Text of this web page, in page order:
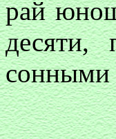
рай
десяти,
сонными